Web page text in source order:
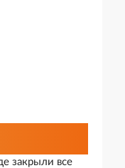
закрыли все